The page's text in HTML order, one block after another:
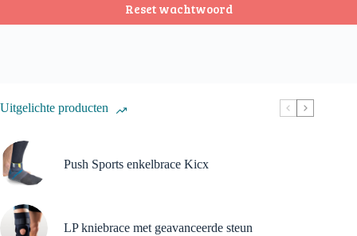
Reset wachtwoord
Uitgelichte producten
Push Sports enkelbrace Kicx
LP kniebrace met geavanceerde steun